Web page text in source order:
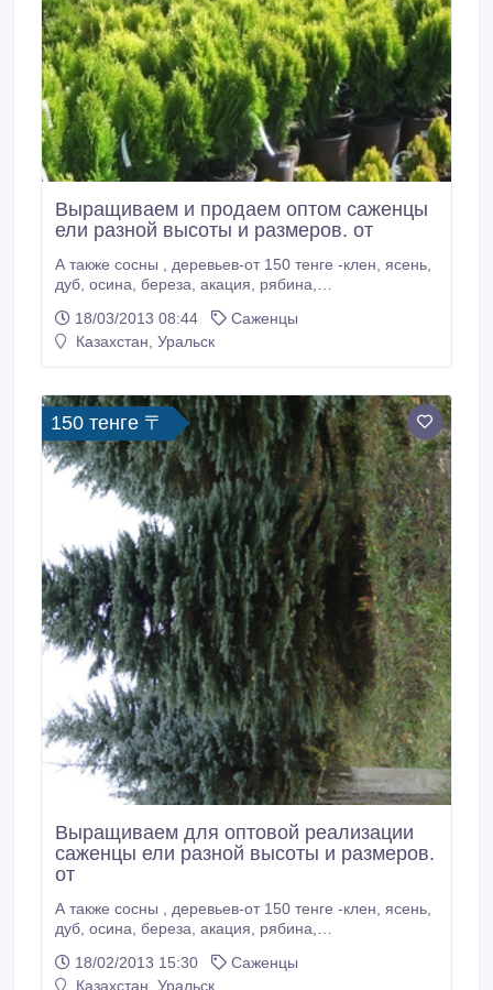
Выращиваем и продаем оптом саженцы
ели разной высоты и размеров. от
А также сосны , деревьев-от 150 тенге -клен, ясень,
дуб, осина, береза, акация, рябина,
боярышник, акация, ирга, розы-кусты в
ассортименте на прививке 44сорта по 400тенге
однолетняя(петуния, тагетес, цинерария, астры,
лобелии и др.
18/03/2013 08:44
Саженцы
Казахстан, Уральск
150 тенге 〒
Выращиваем для оптовой реализации
саженцы ели разной высоты и размеров.
от
А также сосны , деревьев-от 150 тенге -клен, ясень,
дуб, осина, береза, акация, рябина,
боярышник, акация, ирга, розы-кусты в
18/02/2013 15:30
Саженцы
Казахстан, Уральск